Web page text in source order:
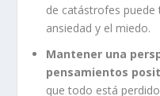
de catástrofes
ansiedad y el miedo.
Mantener una
pensamientos
que todo está